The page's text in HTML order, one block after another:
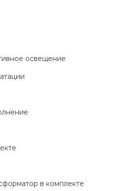
освещение
в комплекте